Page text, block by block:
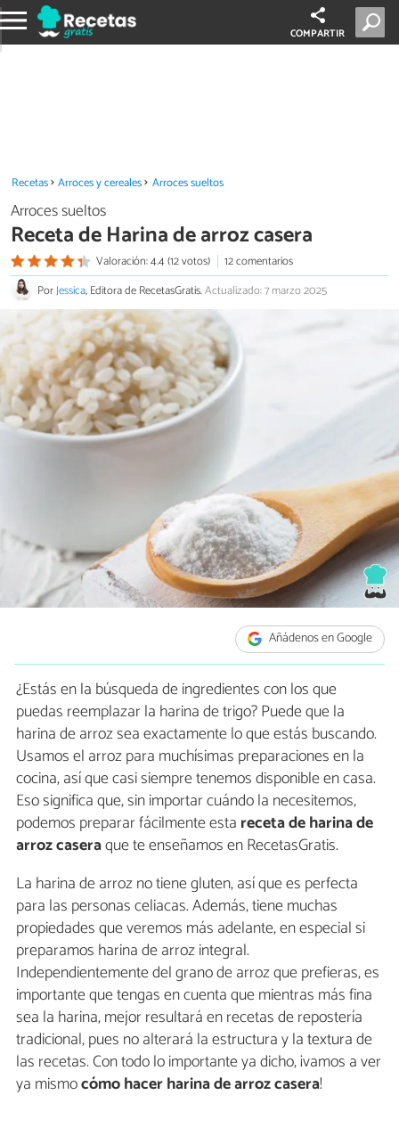
COMPARTIR
Recetas Arroces y cereales Arroces sueltos
Arroces sueltos
Receta de Harina de arroz casera
Valoración: 4.4 (12 votos)
12 comentarios
PorJessica, Editora de RecetasGratis.Actualizado: 7 marzo 2025
Añádenos en Google
¿Estás en la búsqueda de ingredientes con los que
puedas reemplazar la harina de trigo? Puede que la
harina de arroz sea exactamente lo que estás buscando.
Usamos el arroz para muchísimas preparaciones en la
cocina, así que casi siempre tenemos disponible en casa.
Eso significa que, sin importar cuándo la necesitemos,
podemos preparar fácilmente esta receta de harina de
arroz caseraque te enseñamos en RecetasGratis.
La harina de arroz no tiene gluten, así que es perfecta
para las personas celiacas. Además, tiene muchas
propiedades que veremos más adelante, en especial si
preparamos harina de arroz integral.
Independientemente del grano de arroz que prefieras, es
importante que tengas en cuenta que mientras más fina
sea la harina, mejor resultará en recetas de repostería
tradicional, pues no alterará la estructura y la textura de
las recetas. Con todo lo importante ya dicho, ¡vamos a ver
ya mismocómo hacer harina de arroz casera!